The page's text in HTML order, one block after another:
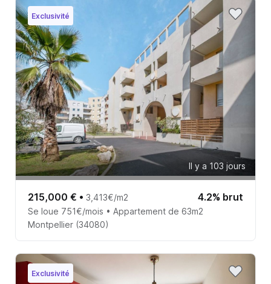
Exclusivité
Il y a 103 jours
215,000 € • 3,413€/m2 4.2% brut
Se loue 751€/mois • Appartement de 63m2
Montpellier (34080)
Exclusivité